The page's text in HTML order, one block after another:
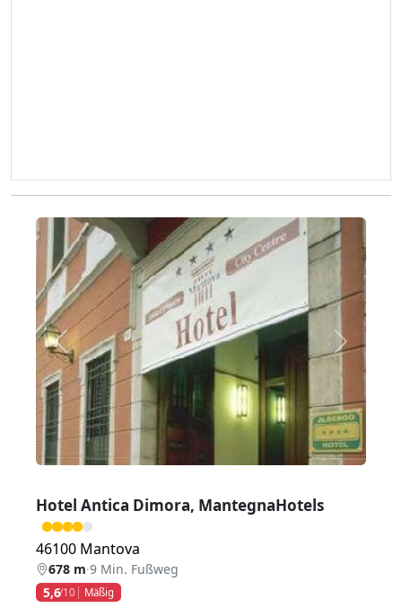
Zurück Weiter
Hotel Antica Dimora, MantegnaHotels
46100 Mantova
678 m·9 Min. Fußweg
5,6/10 Mäßig